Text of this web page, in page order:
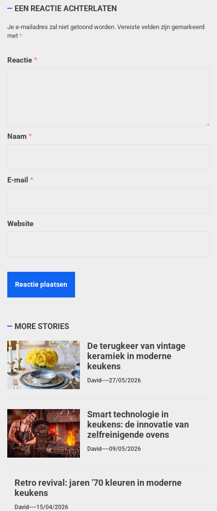
EEN REACTIE ACHTERLATEN
Je e-mailadres zal niet getoond worden. Vereiste velden zijn gemarkeerd
met *
Reactie *
Naam *
E-mail *
Website
MORE STORIES
De terugkeer van vintage
keramiek in moderne
keukens
David 27/05/2026
Smart technologie in
keukens: de innovatie van
zelfreinigende ovens
David 09/05/2026
Retro revival: jaren ’70 kleuren in moderne
keukens
David 15/04/2026